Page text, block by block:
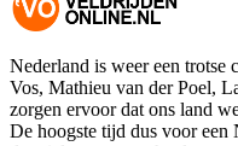
Nederland is weer een trotse
Vos, Mathieu van der Poel,
zorgen ervoor dat ons land
De hoogste tijd dus voor een